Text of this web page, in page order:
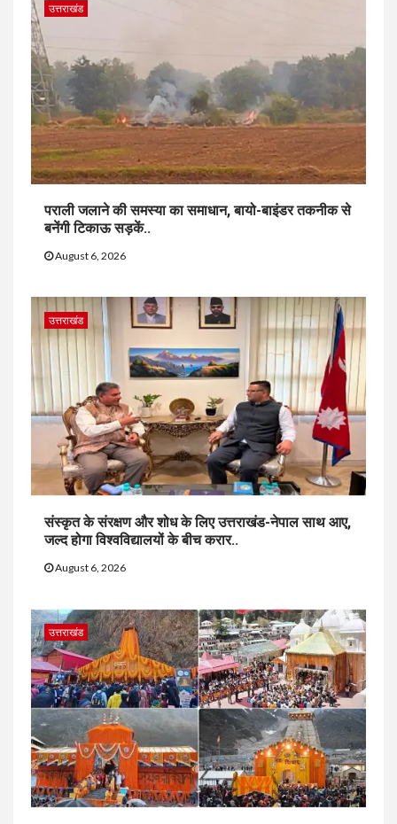
उत्तराखंड
पराली जलाने की समस्या का समाधान, बायो-बाइंडर तकनीक से
बनेंगी टिकाऊ सड़कें..
August 6, 2026
उत्तराखंड
संस्कृत के संरक्षण और शोध के लिए उत्तराखंड-नेपाल साथ आए,
जल्द होगा विश्वविद्यालयों के बीच करार..
August 6, 2026
उत्तराखंड